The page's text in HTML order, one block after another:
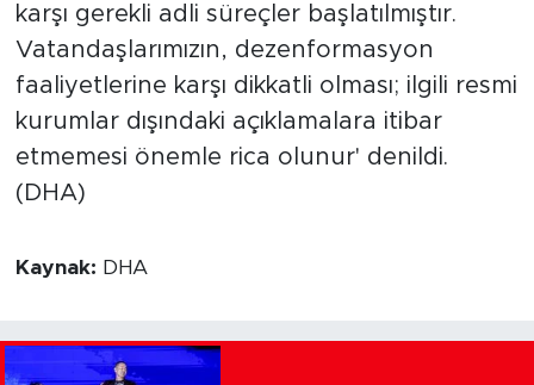
karşı gerekli adli süreçler başlatılmıştır.
Vatandaşlarımızın, dezenformasyon
faaliyetlerine karşı dikkatli olması; ilgili resmi
kurumlar dışındaki açıklamalara itibar
etmemesi önemle rica olunur' denildi.
(DHA)
Kaynak: DHA